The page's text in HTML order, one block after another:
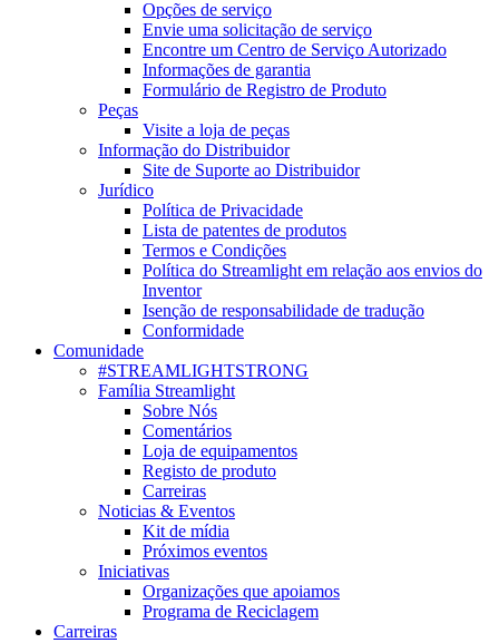
Opções de serviço
Envie uma solicitação de serviço
Encontre um Centro de Serviço Autorizado
Informações de garantia
Formulário de Registro de Produto
Peças
Visite a loja de peças
Informação do Distribuidor
Site de Suporte ao Distribuidor
Jurídico
Política de Privacidade
Lista de patentes de produtos
Termos e Condições
Política do Streamlight em relação aos envios do
Inventor
Isenção de responsabilidade de tradução
Conformidade
Comunidade
#STREAMLIGHTSTRONG
Família Streamlight
Sobre Nós
Comentários
Loja de equipamentos
Registo de produto
Carreiras
Noticias & Eventos
Kit de mídia
Próximos eventos
Iniciativas
Organizações que apoiamos
Programa de Reciclagem
Carreiras